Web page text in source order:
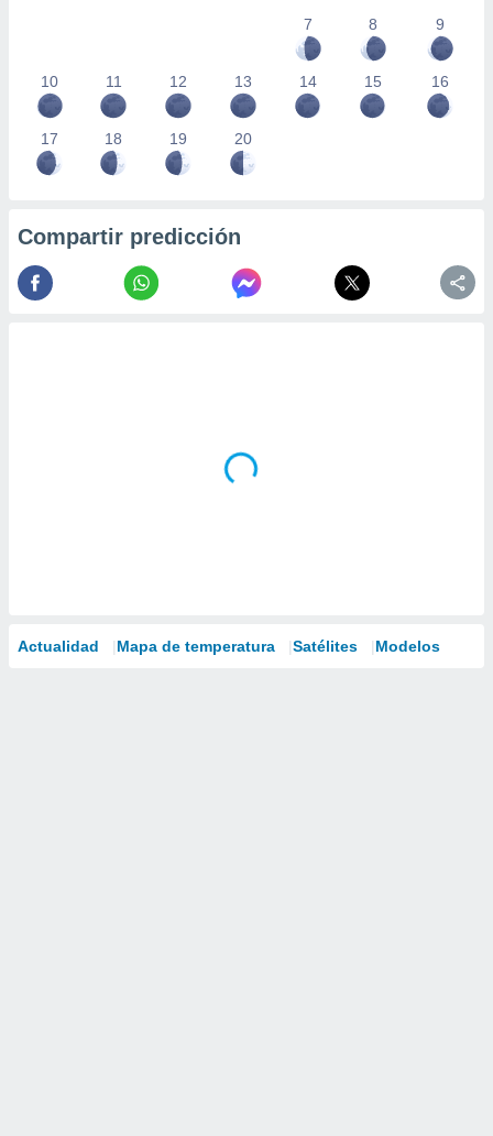
7
8 9
10 11 12 13 14 15 16
17 18 19 20
Compartir predicción
Actualidad Mapa de temperatura Satélites Modelos